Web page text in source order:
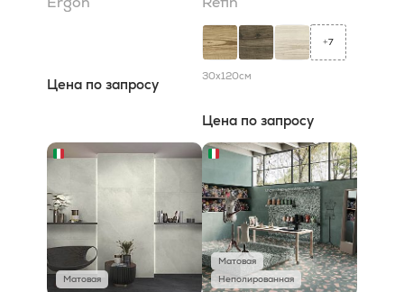
Цена по запросу
+7
30x120см
Цена по запросу
Матовая
Матовая
Неполированная